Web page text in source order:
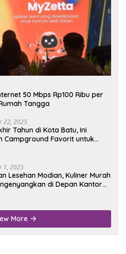
50 Mbps Rp100 Ribu per
Tangga
22, 2025
Tahun di Kota Batu, Ini
Campground Favorit untuk
1, 2025
Lesehan Modian, Kuliner Murah
di Depan Kantor
More